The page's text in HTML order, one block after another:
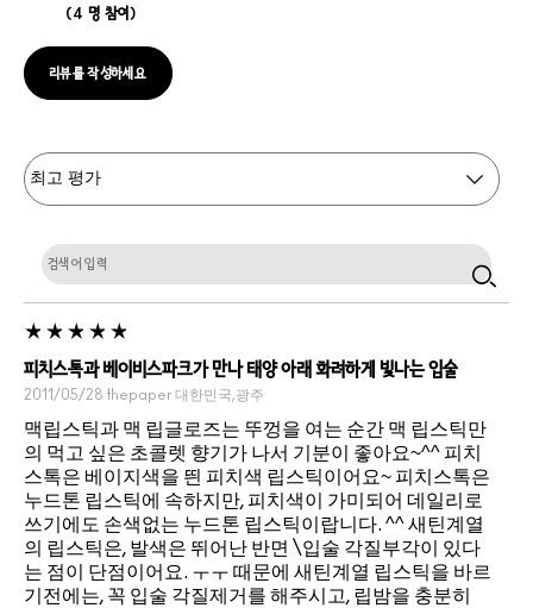
4 명 참여
리뷰를 작성하세요
피치스톡과 베이비스파크가 만나 태양 아래 화려하게 빛나는 입술
2011/05/28 thepaper 대한민국,광주
맥립스틱과 맥 립글로즈는 뚜껑을 여는 순간 맥 립스틱만
의 먹고 싶은 초콜렛 향기가 나서 기분이 좋아요~^^ 피치
스톡은 베이지색을 띈 피치색 립스틱이어요~ 피치스톡은
누드톤 립스틱에 속하지만, 피치색이 가미되어 데일리로
쓰기에도 손색없는 누드톤 립스틱이랍니다. ^^ 새틴계열
의 립스틱은, 발색은 뛰어난 반면 \입술 각질부각이 있다
는 점이 단점이어요. ㅜㅜ 때문에 새틴계열 립스틱을 바르
기전에는, 꼭 입술 각질제거를 해주시고, 립밤을 충분히